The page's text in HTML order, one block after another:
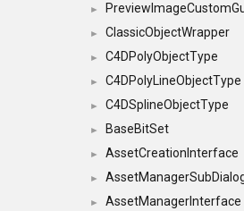
►
► ClassicObjectWrapper
► C4DPolyObjectType
► C4DPolyLineObjectType
► C4DSplineObjectType
► BaseBitSet
► AssetCreationInterface
►
► AssetManagerInterface